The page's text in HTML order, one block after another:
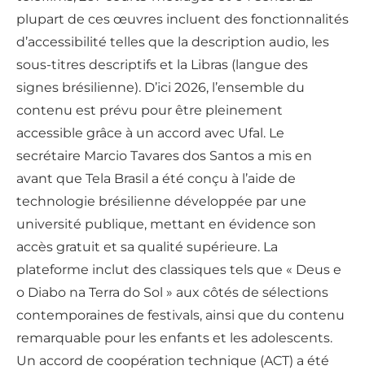
plupart de ces œuvres incluent des fonctionnalités
d’accessibilité telles que la description audio, les
sous-titres descriptifs et la Libras (langue des
signes brésilienne). D’ici 2026, l’ensemble du
contenu est prévu pour être pleinement
accessible grâce à un accord avec Ufal. Le
secrétaire Marcio Tavares dos Santos a mis en
avant que Tela Brasil a été conçu à l’aide de
technologie brésilienne développée par une
université publique, mettant en évidence son
accès gratuit et sa qualité supérieure. La
plateforme inclut des classiques tels que « Deus e
o Diabo na Terra do Sol » aux côtés de sélections
contemporaines de festivals, ainsi que du contenu
remarquable pour les enfants et les adolescents.
Un accord de coopération technique (ACT) a été